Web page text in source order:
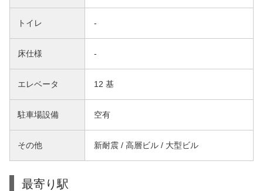
トイレ -
床仕様 -
エレベータ 12 基
駐車場設備 空有
その他 新耐震 / 高層ビル / 大型ビル
最寄り駅